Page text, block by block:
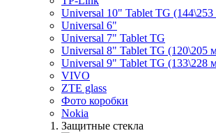
Universal 10" Tablet TG
Universal 6"
Universal 7" Tablet TG
Universal 8" Tablet TG (120\205
Universal 9" Tablet TG (133\228
VIVO
ZTE glass
Фото коробки
Nokia
Защитные стекла